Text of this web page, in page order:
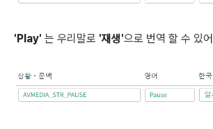
'Play' 는 우리말로 '재생'으로 번역 할 수 있어